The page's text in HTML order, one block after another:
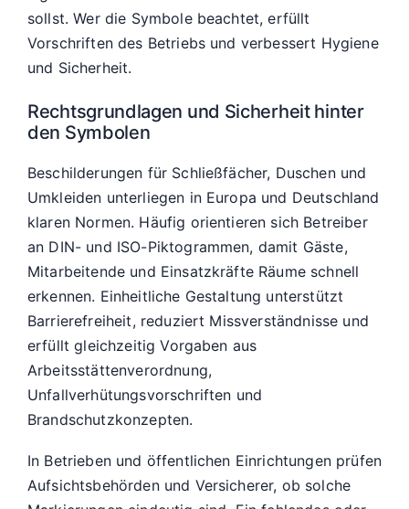
sollst. Wer die Symbole beachtet, erfüllt
Vorschriften des Betriebs und verbessert Hygiene
und Sicherheit.
Rechtsgrundlagen und Sicherheit hinter
den Symbolen
Beschilderungen für Schließfächer, Duschen und
Umkleiden unterliegen in Europa und Deutschland
klaren Normen. Häufig orientieren sich Betreiber
an DIN- und ISO-Piktogrammen, damit Gäste,
Mitarbeitende und Einsatzkräfte Räume schnell
erkennen. Einheitliche Gestaltung unterstützt
Barrierefreiheit, reduziert Missverständnisse und
erfüllt gleichzeitig Vorgaben aus
Arbeitsstättenverordnung,
Unfallverhütungsvorschriften und
Brandschutzkonzepten.
In Betrieben und öffentlichen Einrichtungen prüfen
Aufsichtsbehörden und Versicherer, ob solche